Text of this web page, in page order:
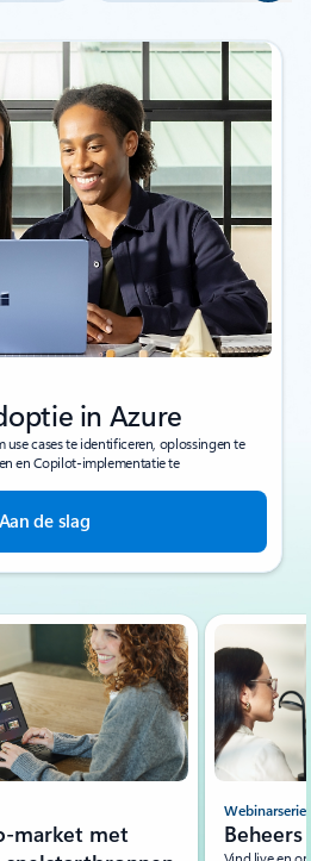
in Azure
cases te identificeren, oplossingen te
en Copilot-implementatie te
Aan de slag
market met
Webinarserie